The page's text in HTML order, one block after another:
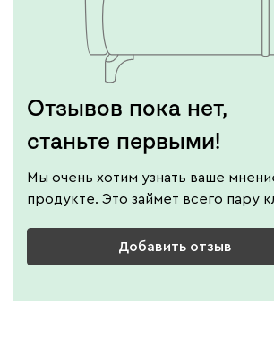
Отзывов пока нет,
станьте первыми!
Мы очень хотим узнать ваше
продукте. Это займет всего пару
Добавить отзыв